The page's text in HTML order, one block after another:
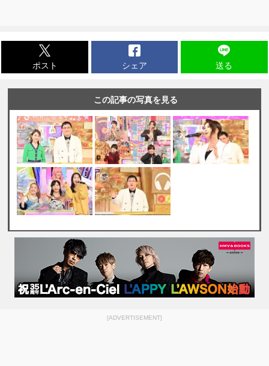
ポスト シェア 送る
この記事の写真を見る
[ADVERTISEMENT]